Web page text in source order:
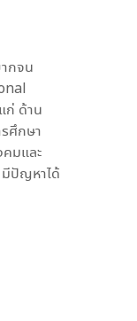
กจน
ก่ ด้าน
ศึกษา
มและ
ปัญหาได้